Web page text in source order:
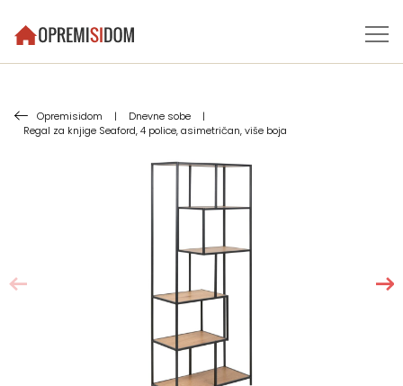
Opremisidom | Dnevne sobe
|
Regal za knjige Seaford, 4 police, asimetričan, više boja